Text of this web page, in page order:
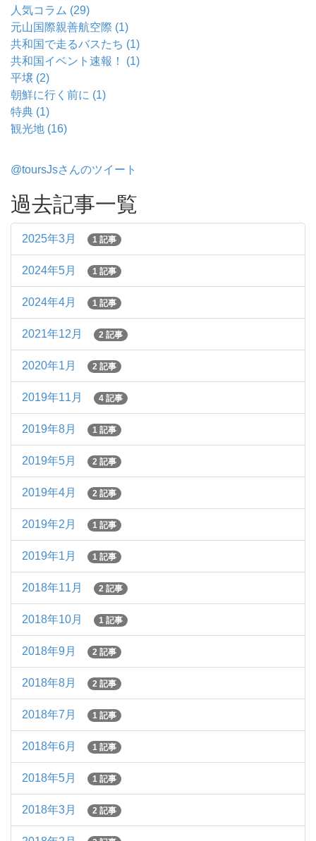
人気コラム (29)
元山国際親善航空際 (1)
共和国で走るバスたち (1)
共和国イベント速報！ (1)
平壌 (2)
朝鮮に行く前に (1)
特典 (1)
観光地 (16)
@toursJsさんのツイート
過去記事一覧
2025年3月 1 記事
2024年5月 1 記事
2024年4月 1 記事
2021年12月 2 記事
2020年1月 2 記事
2019年11月 4 記事
2019年8月 1 記事
2019年5月 2 記事
2019年4月 2 記事
2019年2月 1 記事
2019年1月 1 記事
2018年11月 2 記事
2018年10月 1 記事
2018年9月 2 記事
2018年8月 2 記事
2018年7月 1 記事
2018年6月 1 記事
2018年5月 1 記事
2018年3月 2 記事